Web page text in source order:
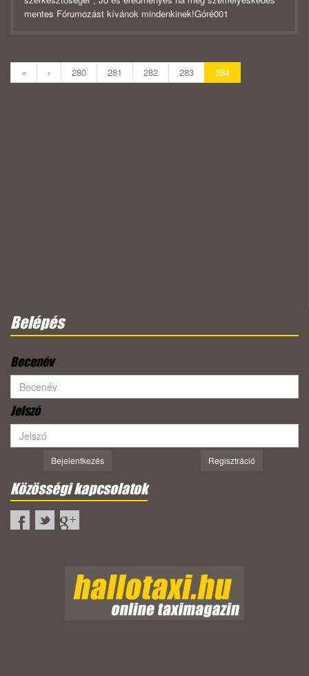
mentes Fórumozást kívánok mindenkinek!Góré001
« ‹ 280 281 282 283 284
Belépés
Becenév
Jelszó
Bejelentkezés Regisztráció
Közösségi kapcsolatok